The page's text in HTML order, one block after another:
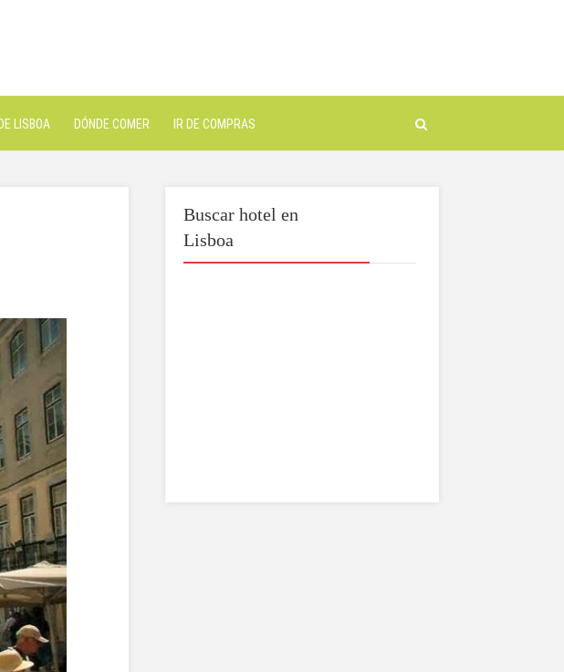
LISBOA DÓNDE COMER IR DE COMPRAS
Buscar hotel en
Lisboa